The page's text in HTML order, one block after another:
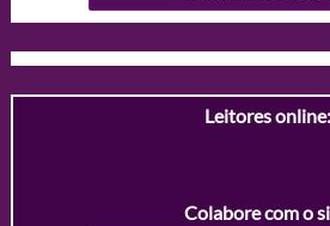
Leitores online:
Colabore com o